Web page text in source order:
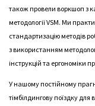
також провели воркшоп з
методології VSM. Ми
стандартизацію методів
з використанням
інструкцій та ергономіки
У нашому постійному
тімбілдингову поїздку